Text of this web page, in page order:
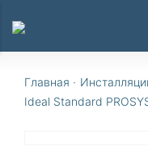
Главная ·
Ideal Standard